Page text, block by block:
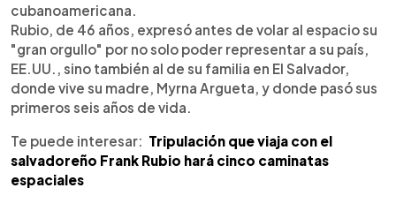
cubanoamericana.
Rubio, de 46 años, expresó antes de volar al espacio su
"gran orgullo" por no solo poder representar a su país,
EE.UU., sino también al de su familia en El Salvador,
donde vive su madre, Myrna Argueta, y donde pasó sus
primeros seis años de vida.
Te puede interesar: Tripulación que viaja con el
salvadoreño Frank Rubio hará cinco caminatas
espaciales